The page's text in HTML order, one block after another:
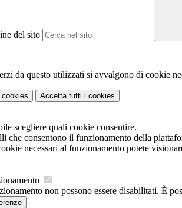
del sito
da questo utilizzati si avvalgono di cookie
cookies Accetta tutti i cookies
scegliere quali cookie consentire.
che consentono il funzionamento della
necessari al funzionamento potete
non possono essere disabilitati. È